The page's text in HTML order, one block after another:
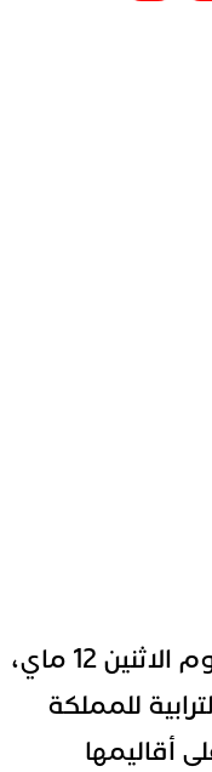
جددت جمهورية بوروندي، يوم الاثنين 12 ماي،
للمملكة
أقاليمها